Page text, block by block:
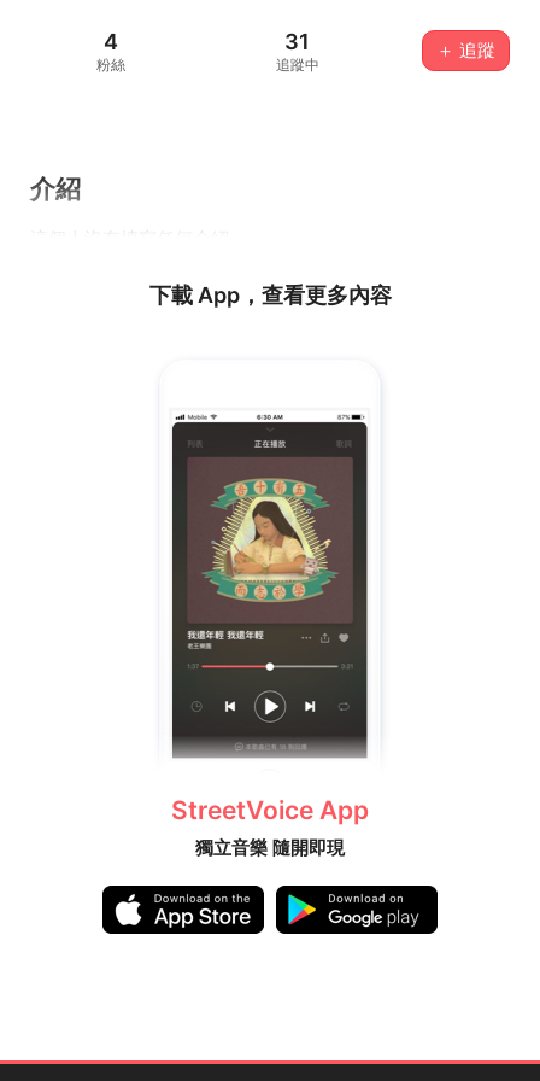
4
粉絲
31
追蹤中
＋ 追蹤
介紹
下載 App，查看更多內容
StreetVoice App
獨立音樂 隨開即現